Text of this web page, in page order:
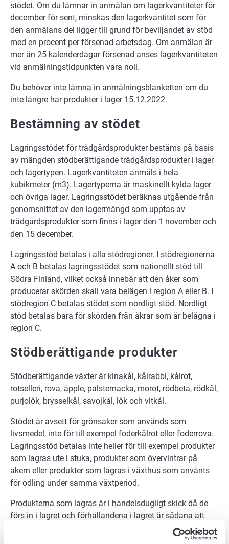
stödet. Om du lämnar in anmälan om lagerkvantiteter för
december för sent, minskas den lagerkvantitet som för
den anmälans del ligger till grund för beviljandet av stöd
med en procent per försenad arbetsdag. Om anmälan är
mer än 25 kalenderdagar försenad anses lagerkvantiteten
vid anmälningstidpunkten vara noll.
Du behöver inte lämna in anmälningsblanketten om du
inte längre har produkter i lager 15.12.2022.
Bestämning av stödet
Lagringsstödet för trädgårdsprodukter bestäms på basis
av mängden stödberättigande trädgårdsprodukter i lager
och lagertypen. Lagerkvantiteten anmäls i hela
kubikmeter (m3). Lagertyperna är maskinellt kylda lager
och övriga lager. Lagringsstödet beräknas utgående från
genomsnittet av den lagermängd som upptas av
trädgårdsprodukter som finns i lager den 1 november och
den 15 december.
Lagringsstöd betalas i alla stödregioner. I stödregionerna
A och B betalas lagringsstödet som nationellt stöd till
Södra Finland, vilket också innebär att den åker som
producerar skörden skall vara belägen i region A eller B. I
stödregion C betalas stödet som nordligt stöd. Nordligt
stöd betalas bara för skörden från åkrar som är belägna i
region C.
Stödberättigande produkter
Stödberättigande växter är kinakål, kålrabbi, kålrot,
rotselleri, rova, äpple, palsternacka, morot, rödbeta, rödkål,
purjolök, brysselkål, savojkål, lök och vitkål.
Stödet är avsett för grönsaker som används som
livsmedel, inte för till exempel foderkålrot eller foderrova.
Lagringsstöd betalas inte heller för till exempel produkter
som lagras ute i stuka, produkter som övervintrar på
åkern eller produkter som lagras i växthus som använts
för odling under samma växtperiod.
Produkterna som lagras är i handelsdugligt skick då de
förs in i lagret och förhållandena i lagret är sådana att
produkterna behåller sin handelsduglighet. Det
genomsnittliga svinnet (bland annat förskämda partier),